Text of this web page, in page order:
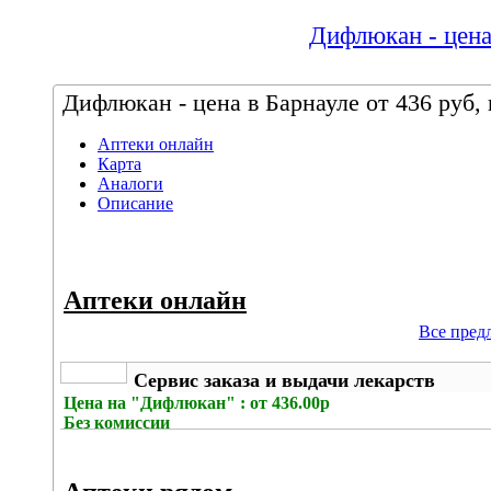
Дифлюкан -
Дифлюкан - цена в Барнауле от 436 руб,
Аптеки онлайн
Карта
Аналоги
Описание
Аптеки онлайн
Все
Сервис заказа и выдачи лекарств
Цена на "Дифлюкан" : от 436.00р
Без комиссии